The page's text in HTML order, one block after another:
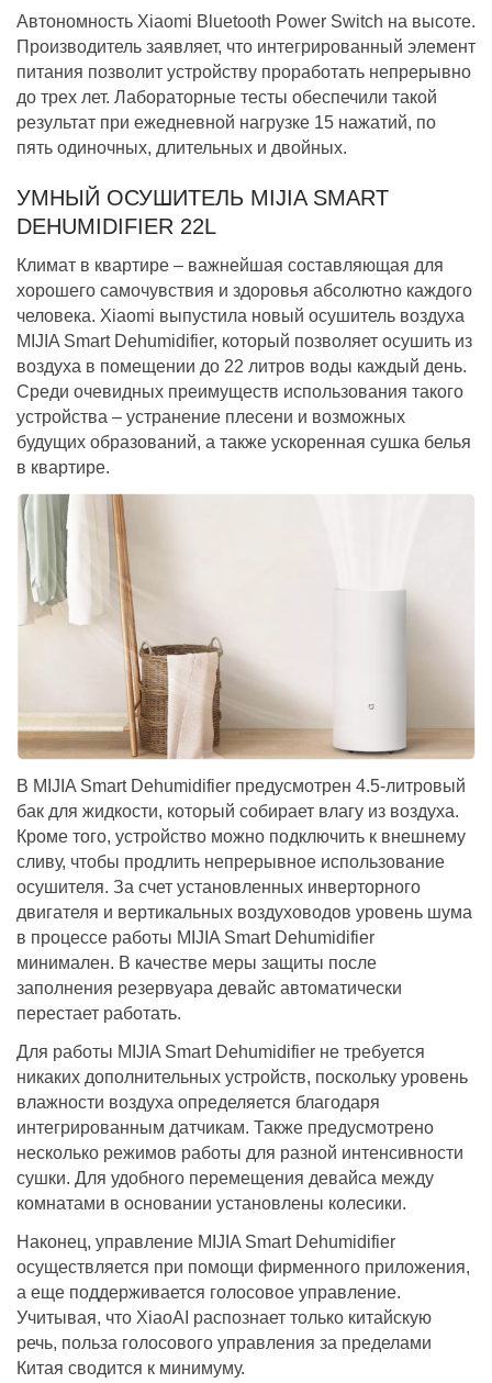
Автономность Xiaomi Bluetooth Power Switch на высоте.
Производитель заявляет, что интегрированный элемент
питания позволит устройству проработать непрерывно
до трех лет. Лабораторные тесты обеспечили такой
результат при ежедневной нагрузке 15 нажатий, по
пять одиночных, длительных и двойных.
УМНЫЙ ОСУШИТЕЛЬ MIJIA SMART
DEHUMIDIFIER 22L
Климат в квартире – важнейшая составляющая для
хорошего самочувствия и здоровья абсолютно каждого
человека. Xiaomi выпустила новый осушитель воздуха
MIJIA Smart Dehumidifier, который позволяет осушить из
воздуха в помещении до 22 литров воды каждый день.
Среди очевидных преимуществ использования такого
устройства – устранение плесени и возможных
будущих образований, а также ускоренная сушка белья
в квартире.
В MIJIA Smart Dehumidifier предусмотрен 4.5-литровый
бак для жидкости, который собирает влагу из воздуха.
Кроме того, устройство можно подключить к внешнему
сливу, чтобы продлить непрерывное использование
осушителя. За счет установленных инверторного
двигателя и вертикальных воздуховодов уровень шума
в процессе работы MIJIA Smart Dehumidifier
минимален. В качестве меры защиты после
заполнения резервуара девайс автоматически
перестает работать.
Для работы MIJIA Smart Dehumidifier не требуется
никаких дополнительных устройств, поскольку уровень
влажности воздуха определяется благодаря
интегрированным датчикам. Также предусмотрено
несколько режимов работы для разной интенсивности
сушки. Для удобного перемещения девайса между
комнатами в основании установлены колесики.
Наконец, управление MIJIA Smart Dehumidifier
осуществляется при помощи фирменного приложения,
а еще поддерживается голосовое управление.
Учитывая, что XiaoAI распознает только китайскую
речь, польза голосового управления за пределами
Китая сводится к минимуму.